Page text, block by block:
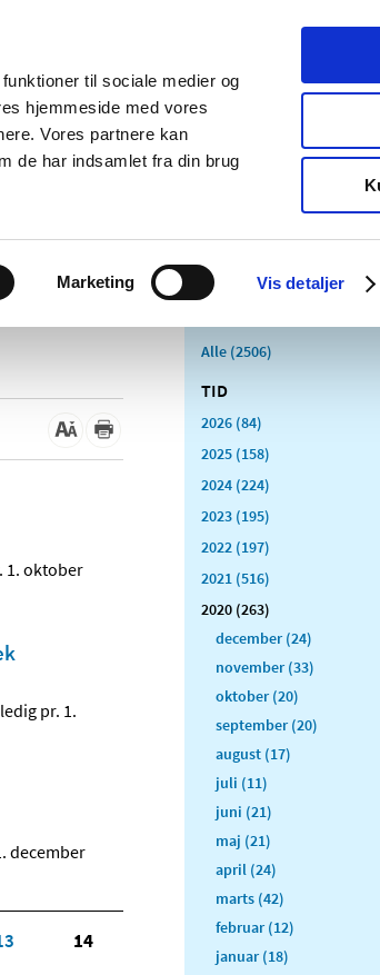
til sociale medier og
hjemmeside med vores
Vores partnere kan
de har indsamlet fra din brug
Marketing Vis detaljer
os Kontakt Udgivelser
salg af
Medicinsk
Særlige
1. oktober
pr. 1.
december
14
Alle (2506)
TID
2026 (84)
2025 (158)
2024 (224)
2023 (195)
2022 (197)
2021 (516)
2020 (263)
december (24)
november (33)
oktober (20)
september (20)
august (17)
juli (11)
juni (21)
maj (21)
april (24)
marts (42)
februar (12)
januar (18)